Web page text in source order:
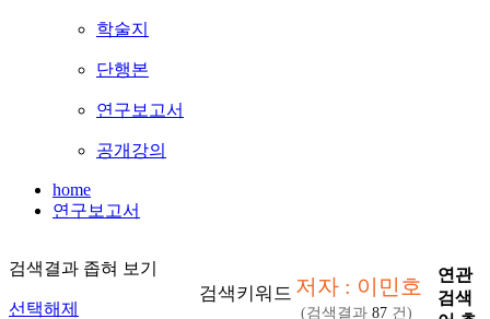
학술지
단행본
연구보고서
공개강의
home
연구보고서
검색결과 좁혀 보기
선택해제
검색키워드 저자 : 이민호
(검색결과 87 건)
연관
검색